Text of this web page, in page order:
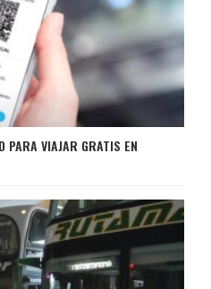
PARA VIAJAR GRATIS EN